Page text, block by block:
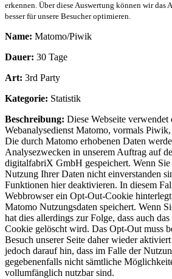
erkennen. Über diese Auswertung können wir das
besser für unsere Besucher optimieren.
Name: Matomo/Piwik
Dauer: 30 Tage
Art: 3rd Party
Kategorie: Statistik
Beschreibung: Diese Webseite verwendet
Webanalysedienst Matomo, vormals
Die durch Matomo erhobenen Daten
Analysezwecken in unserem Auftrag auf
digitalfabriX GmbH gespeichert. Wenn
Nutzung Ihrer Daten nicht einverstanden
Funktionen hier deaktivieren. In diesem
Webbrowser ein Opt-Out-Cookie
Matomo Nutzungsdaten speichert. Wenn
hat dies allerdings zur Folge, dass auch
Cookie gelöscht wird. Das Opt-Out muss
Besuch unserer Seite daher wieder
jedoch darauf hin, dass im Falle der
gegebenenfalls nicht sämtliche
vollumfänglich nutzbar sind.